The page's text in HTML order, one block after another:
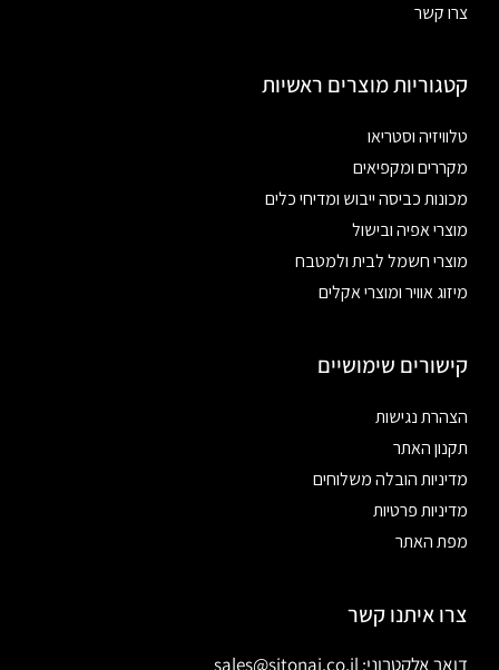
צרו קשר
קטגוריות מוצרים ראשיות
טלוויזיה וסטריאו
מקררים ומקפיאים
מכונות כביסה ייבוש ומדיחי כלים
מוצרי אפיה ובישול
מוצרי חשמל לבית ולמטבח
מיזוג אוויר ומוצרי אקלים
קישורים שימושיים
הצהרת נגישות
תקנון האתר
מדיניות הובלה משלוחים
מדיניות פרטיות
מפת האתר
צרו איתנו קשר
דואר אלקטרוני: sales@sitonai.co.il